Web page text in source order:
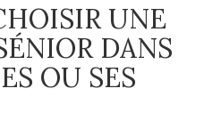
UNE
DANS
OU SES